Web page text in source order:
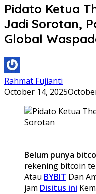
Pidato Ketua
Jadi Sorotan,
Global
Rahmat Fujianti
October 14, 2025
Belum punya
rekening bitcoin
Atau BYBIT Dan
jam Disitus ini